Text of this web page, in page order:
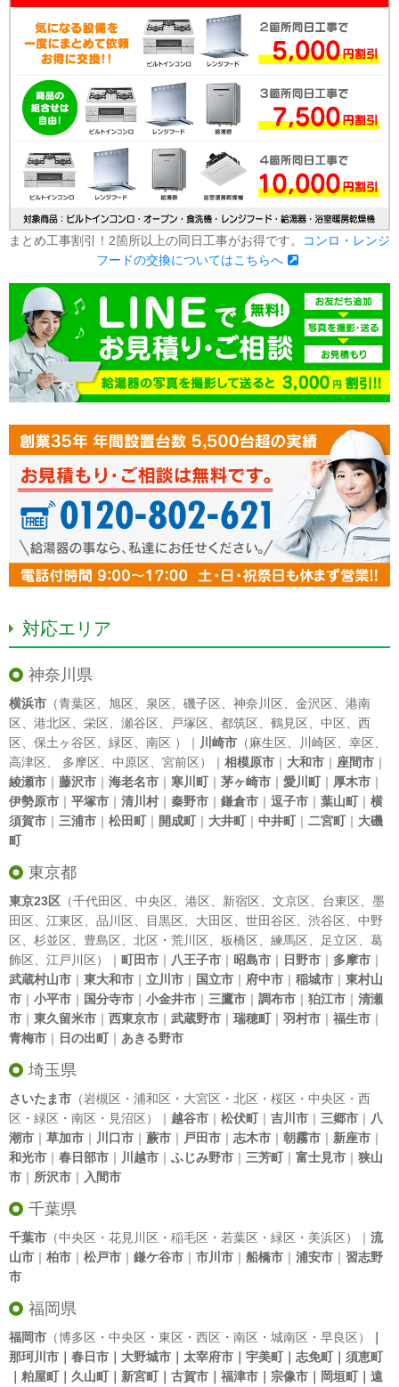
まとめ工事割引！2箇所以上の同日工事がお得です。
コンロ・レンジ
フードの交換についてはこちらへ
対応エリア
神奈川県
横浜市 （青葉区 旭区 泉区 磯子区 神奈川区 金沢区
港南
区
港北区 栄区 瀬谷区 戸塚区 都筑区 鶴見区 中区
西
区
保土ヶ谷区 緑区 南区 ）｜ 川崎市 （麻生区 川崎区 幸区
高津区
多摩区 中原区 宮前区）｜ 相模原市 ｜ 大和市 ｜ 座間市 ｜
綾瀬市 ｜ 藤沢市 ｜ 海老名市 ｜ 寒川町｜ 茅ヶ崎市 ｜ 愛川町｜ 厚木市 ｜
伊勢原市 ｜ 平塚市 ｜ 清川村｜ 秦野市 ｜ 鎌倉市 ｜ 逗子市 ｜ 葉山町｜ 横
須賀市 ｜ 三浦市 ｜ 松田町｜ 開成町｜ 大井町｜ 中井町｜ 二宮町｜ 大磯
町
東京都
東京23区 （千代田区 中央区 港区 新宿区 文京区 台東区
墨
田区
江東区 品川区 目黒区 大田区 世田谷区 渋谷区
中野
区
杉並区 豊島区 北区 ・ 荒川区 板橋区 練馬区 足立区
葛
飾区
江戸川区）｜ 町田市 ｜ 八王子市 ｜ 昭島市 ｜ 日野市 ｜ 多摩市 ｜
武蔵村山市 ｜ 東大和市 ｜ 立川市 ｜ 国立市 ｜ 府中市 ｜ 稲城市 ｜ 東村山
市 ｜ 小平市 ｜ 国分寺市 ｜ 小金井市 ｜ 三鷹市 ｜ 調布市 ｜ 狛江市 ｜ 清瀬
市 ｜ 東久留米市 ｜ 西東京市 ｜ 武蔵野市 ｜ 瑞穂町｜ 羽村市 ｜ 福生市 ｜
青梅市 ｜ 日の出町｜ あきる野市
埼玉県
さいたま市 （岩槻区・浦和区・大宮区・北区・桜区・中央区・西
区・緑区・南区・見沼区）｜ 越谷市 ｜ 松伏町｜ 吉川市 ｜ 三郷市 ｜ 八
潮市 ｜ 草加市 ｜ 川口市 ｜ 蕨市 ｜ 戸田市 ｜ 志木市 ｜ 朝霧市 ｜ 新座市 ｜
和光市 ｜ 春日部市 ｜ 川越市 ｜ ふじみ野市 ｜ 三芳町｜ 富士見市 ｜ 狭山
市 ｜ 所沢市 ｜ 入間市
千葉県
千葉市 （中央区・花見川区・稲毛区・若葉区・緑区・美浜区）｜ 流
山市 ｜ 柏市 ｜ 松戸市 ｜ 鎌ケ谷市 ｜ 市川市 ｜ 船橋市 ｜ 浦安市 ｜ 習志野
市
福岡県
福岡市 （博多区・中央区・東区・西区・南区・城南区・早良区）
那珂川市｜春日市｜大野城市｜太宰府市｜宇美町｜志免町｜須恵町
｜粕屋町｜久山町｜新宮町｜古賀市｜福津市｜宗像市｜岡垣町｜遠